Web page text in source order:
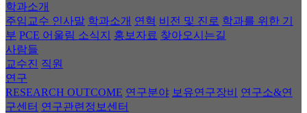
학과소개
주임교수 인사말 학과소개 연혁 비전 및 진로 학과를 위한 기
부 PCE 어울림 소식지 홍보자료 찾아오시는길
사람들
교수진 직원
연구
RESEARCH OUTCOME 연구분야 보유연구장비
연구소&연
구센터 연구관련정보센터